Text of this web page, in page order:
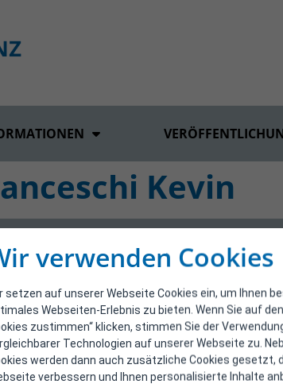
verwenden Cookies
setzen auf unserer Webseite Cookies ein, um Ihnen
Webseiten-Erlebnis zu bieten. Wenn Sie auf
zustimmen“ klicken, stimmen Sie der
Technologien auf unserer Webseite zu.
werden dann auch zusätzliche Cookies gesetzt,
verbessern und Ihnen personalisierte Inhalte
Kevin